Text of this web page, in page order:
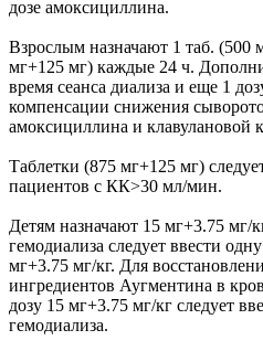
дозе амоксициллина.
Взрослым назначают 1 таб. (500
мг+125 мг) каждые 24 ч.
время сеанса диализа и еще 1
компенсации снижения
амоксициллина и клавулановой
Таблетки (875 мг+125 мг)
пациентов с КК>30 мл/мин.
Детям назначают 15 мг+3.75 мг/
гемодиализа следует ввести
мг+3.75 мг/кг. Для
ингредиентов Аугментина в
дозу 15 мг+3.75 мг/кг следует
гемодиализа.